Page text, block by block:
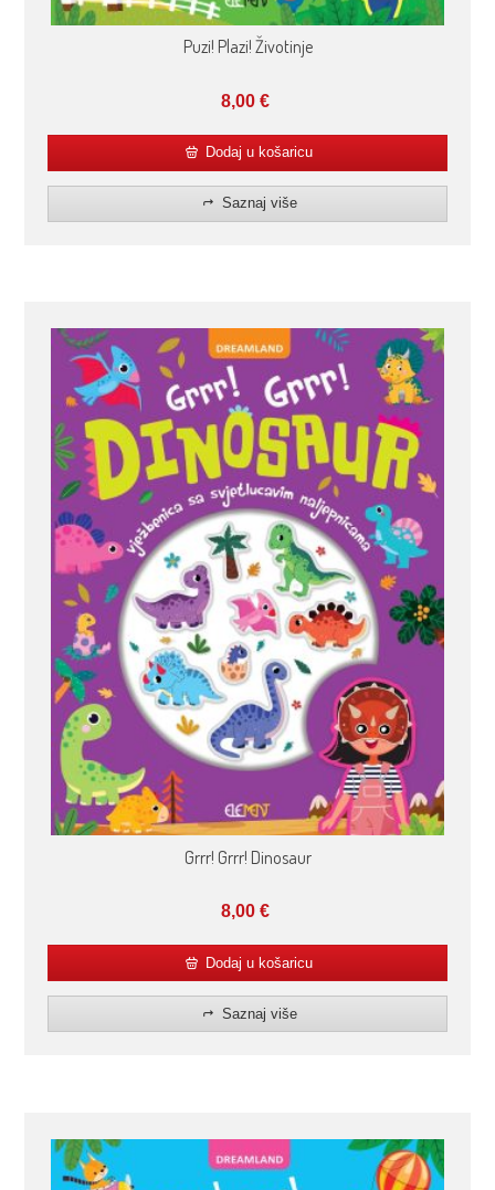
Puzi! Plazi! Životinje
8,00€
Dodaj u košaricu
Saznaj više
Grrr! Grrr! Dinosaur
8,00€
Dodaj u košaricu
Saznaj više